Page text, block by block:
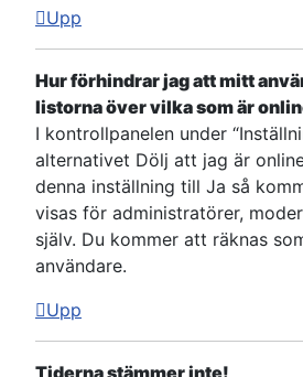
Upp
Hur förhindrar jag att mitt
listorna över vilka som är
I kontrollpanelen under
alternativet Dölj att jag är
denna inställning till Ja så
visas för administratörer,
själv. Du kommer att räknas
användare.
Upp
Tiderna stämmer inte!